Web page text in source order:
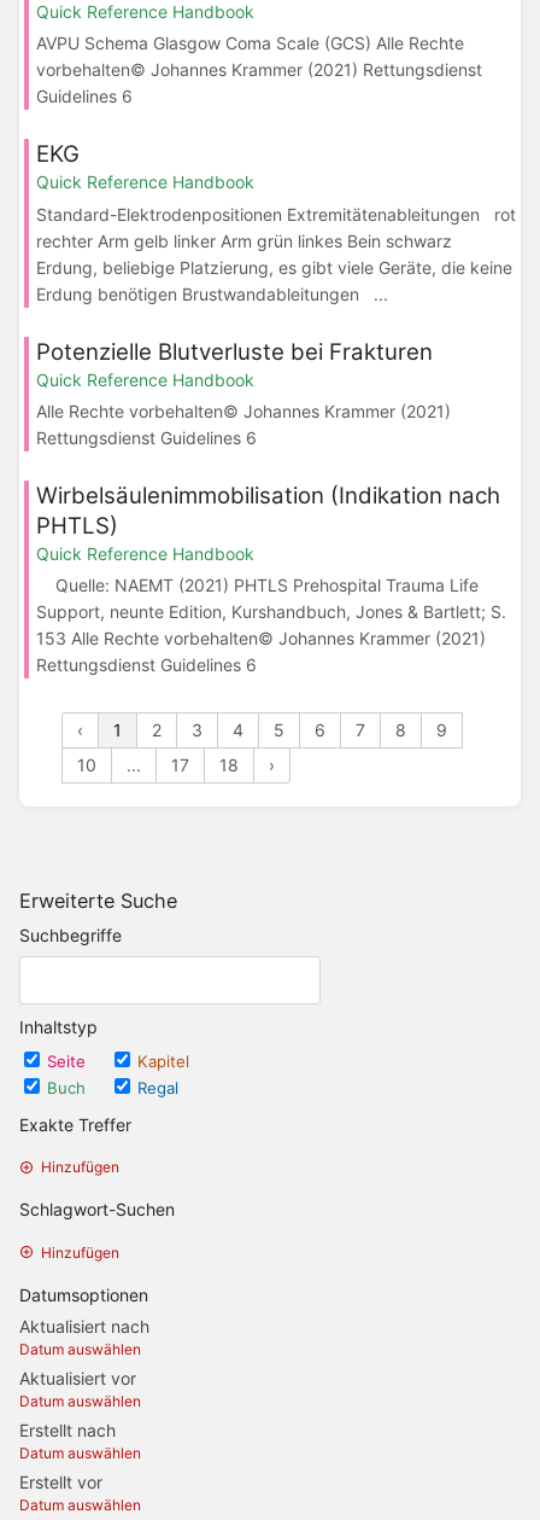
Erweiterte Suche
Suchbegriffe
Inhaltstyp
Seite
Kapitel
Buch
Regal
Exakte Treffer
Hinzufügen
Schlagwort-Suchen
Hinzufügen
Datumsoptionen
Aktualisiert nach
Datum auswählen
Aktualisiert vor
Datum auswählen
Erstellt nach
Datum auswählen
Erstellt vor
Datum auswählen
Quick Reference Handbook
AVPU Schema Glasgow Coma Scale (GCS) Alle Rechte
vorbehalten© Johannes Krammer (2021) Rettungsdienst
Guidelines 6
EKG
Quick Reference Handbook
Standard-Elektrodenpositionen Extremitätenableitungen rot
rechter Arm gelb linker Arm grün linkes Bein schwarz
Erdung, beliebige Platzierung, es gibt viele Geräte, die keine
Erdung benötigen Brustwandableitungen ...
Potenzielle Blutverluste bei Frakturen
Quick Reference Handbook
Alle Rechte vorbehalten© Johannes Krammer (2021)
Rettungsdienst Guidelines 6
Wirbelsäulenimmobilisation (Indikation nach
PHTLS)
Quick Reference Handbook
Quelle: NAEMT (2021) PHTLS Prehospital Trauma Life
Support, neunte Edition, Kurshandbuch, Jones & Bartlett; S.
153 Alle Rechte vorbehalten© Johannes Krammer (2021)
Rettungsdienst Guidelines 6
‹ 1 2 3 4 5 6 7 8
9
10
... 17 18 ›